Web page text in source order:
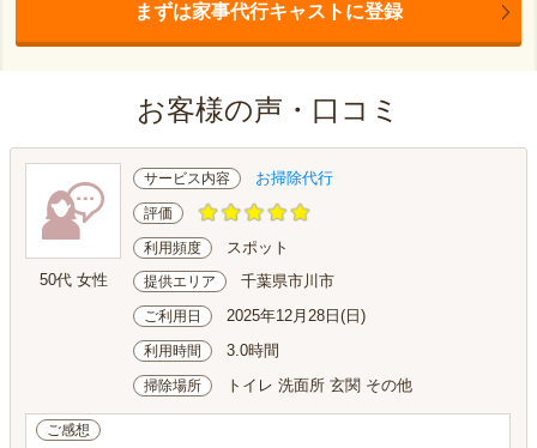
まずは家事代行キャストに登録
お客様の声・口コミ
50代 女性
サービス内容 お掃除代行
評価
利用頻度 スポット
提供エリア 千葉県市川市
ご利用日 2025年12月28日(日)
利用時間 3.0時間
掃除場所 トイレ 洗面所 玄関 その他
ご感想